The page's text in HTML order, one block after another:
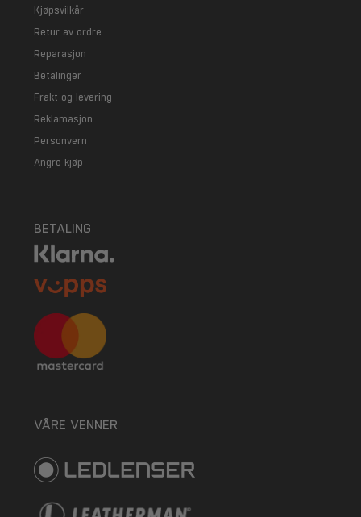
Kjøpsvilkår
Retur av ordre
Reparasjon
Betalinger
Frakt og levering
Reklamasjon
Personvern
Angre kjøp
BETALING
VÅRE VENNER